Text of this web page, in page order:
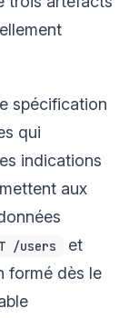
spécification
qui
indications
aux
/users
et
formé dès le